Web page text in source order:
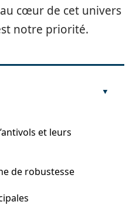
cœur de cet univers
notre priorité.
et leurs
de robustesse